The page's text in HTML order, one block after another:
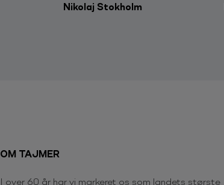
Nikolaj Stokholm
OM TAJMER
I over 60 år har vi markeret os som landets største